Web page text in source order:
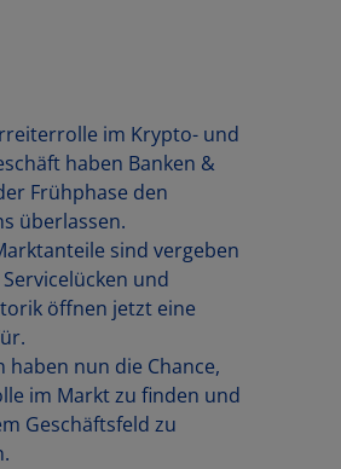
im Krypto- und
haben Banken &
Frühphase den
überlassen.
sind vergeben
und
öffnen jetzt eine
haben nun die Chance,
im Markt zu finden und
Geschäftsfeld zu